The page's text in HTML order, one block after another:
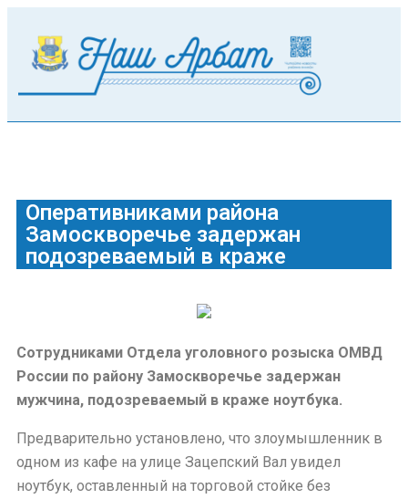
Оперативниками района
Замоскворечье задержан
подозреваемый в краже
Сотрудниками Отдела уголовного розыска ОМВД
России по району Замоскворечье задержан
мужчина, подозреваемый в краже ноутбука.
Предварительно установлено, что злоумышленник в
одном из кафе на улице Зацепский Вал увидел
ноутбук, оставленный на торговой стойке без